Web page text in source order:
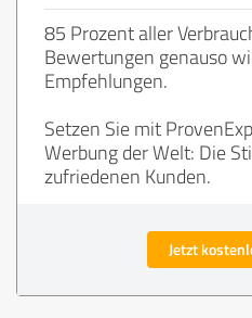
85 Prozent aller
Bewertungen genauso
Empfehlungen.
Setzen Sie mit
Werbung der Welt: Die
zufriedenen Kunden.
Jetzt